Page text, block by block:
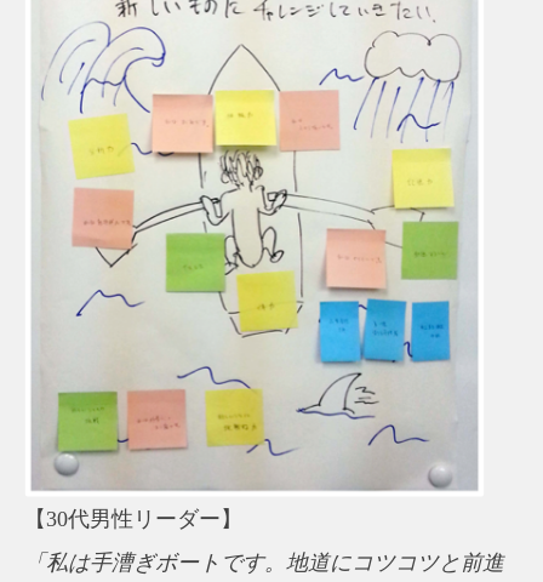
【30代男性リーダー】
「私は手漕ぎボートです。地道にコツコツと前進